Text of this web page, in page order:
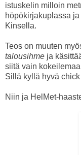
istuskelin milloin
höpökirjakuplassa
Kinsella.
Teos on muuten
talousihme ja
siitä vain
Sillä kyllä hyvä
Niin ja HelMet-